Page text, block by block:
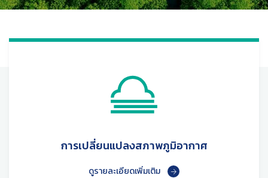
การเปลี่ยนแปลงสภาพภูมิอากาศ
ดูรายละเอียดเพิ่มเติม